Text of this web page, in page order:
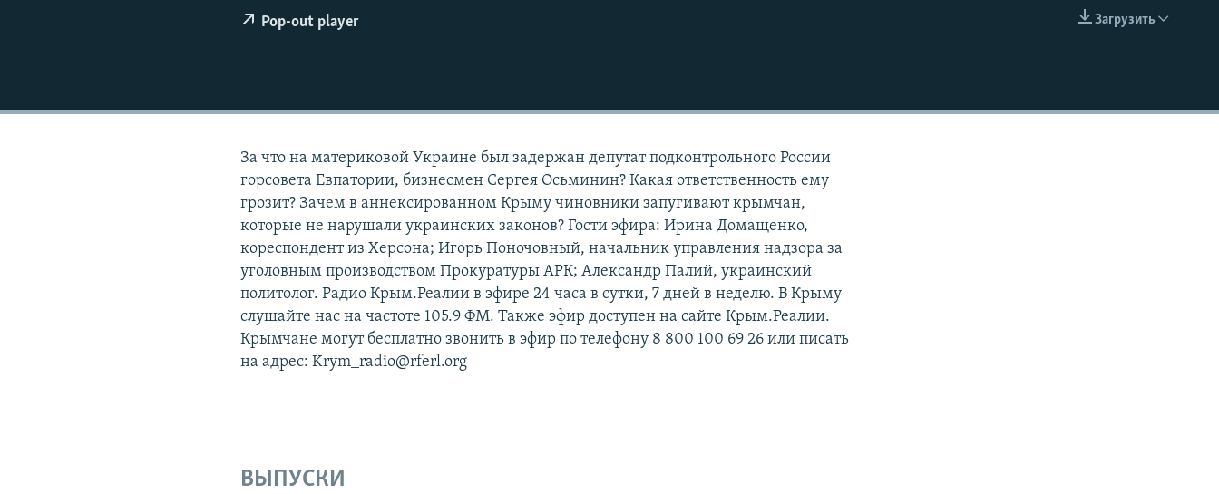
EMBED
Загрузить
Pop-out player
За что на материковой Украине был задержан депутат подконтрольного России
горсовета Евпатории, бизнесмен Сергея Осьминин? Какая ответственность ему
грозит? Зачем в аннексированном Крыму чиновники запугивают крымчан,
которые не нарушали украинских законов? Гости эфира: Ирина Домащенко,
кореспондент из Херсона; Игорь Поночовный, начальник управления надзора за
уголовным производством Прокуратуры АРК; Александр Палий, украинский
политолог. Радио Крым.Реалии в эфире 24 часа в сутки, 7 дней в неделю. В Крыму
слушайте нас на частоте 105.9 ФМ. Также эфир доступен на сайте Крым.Реалии.
Крымчане могут бесплатно звонить в эфир по телефону 8 800 100 69 26 или писать
на адрес: Krym_radio@rferl.org
ВЫПУСКИ